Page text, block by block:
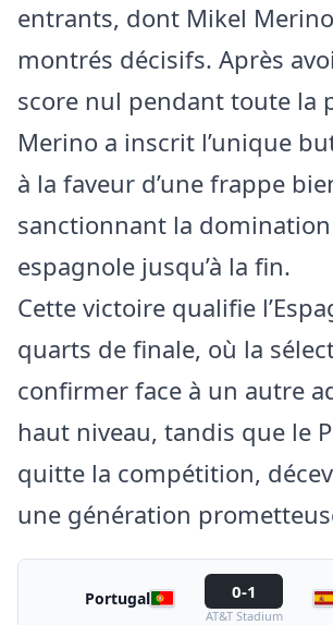
entrants, dont Mikel
montrés décisifs. Après
score nul pendant toute la
Merino a inscrit l’unique
à la faveur d’une frappe
sanctionnant la
espagnole jusqu’à la fin.
Cette victoire qualifie
quarts de finale, où la
confirmer face à un autre
haut niveau, tandis que le
quitte la compétition,
une génération
Portugal 0-1
AT&T Stadium